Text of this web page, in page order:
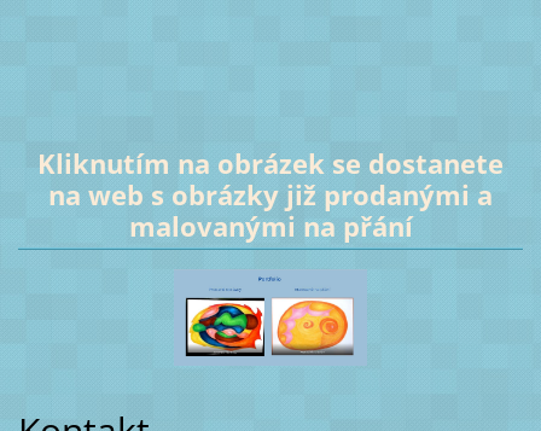
Kliknutím na obrázek se dostanete
na web s obrázky již prodanými a
malovanými na přání